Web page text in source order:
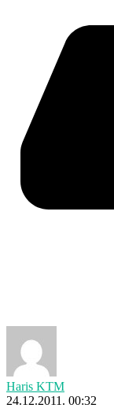
Haris KTM
24.12.2011. 00:32